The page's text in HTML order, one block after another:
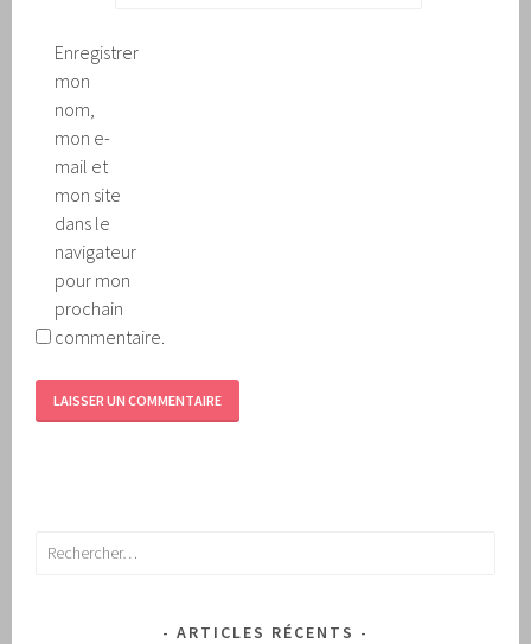
Enregistrer
mon
nom,
mon e-
mail et
mon site
dans le
navigateur
pour mon
prochain
commentaire.
Rechercher :
ARTICLES RÉCENTS